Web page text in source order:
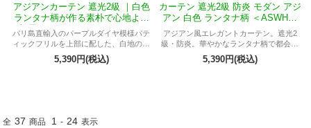
アジアンカーテン 遮光2級 ｜白色
ランタナ柄が作る素朴で心地よい
部屋ASWHエルフMトレジャー
バリ島直輸入のパープルダイヤ模様バテ
ィックフリルを上部に配した、白地のラ
ンタナ柄ドレープ。遮光2級と防炎仕様で
実用性と南国の風合いを両立。モダンな
5,390円(税込)
カーテン 遮光2級 防炎 モダン アジ
アン 白色 ランタナ柄 ＜ASWHエ
ルフMテルティナ＞
アジアン風エレガントカーテン。遮光2
級・防炎。華やかなランタナ柄で都会的
な空間演出。洗練された雰囲気を。
5,390円(税込)
全 37 商品 1 - 24 表示